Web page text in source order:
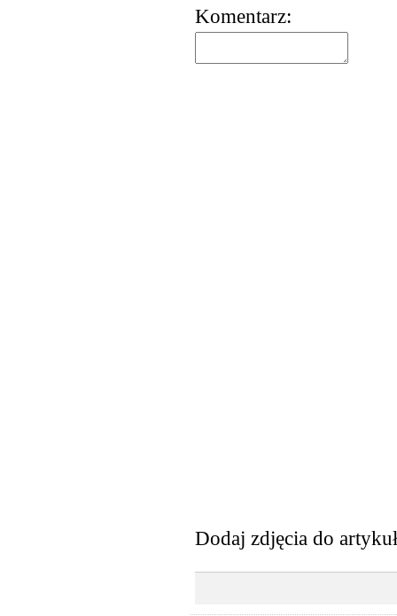
Komentarz:
Dodaj zdjęcia do